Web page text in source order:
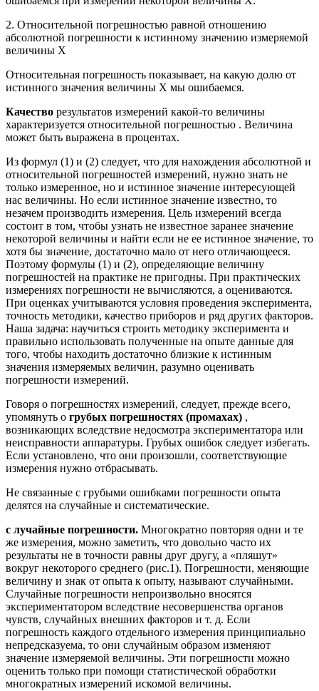
2. Относительной погрешностью равной отношению
абсолютной погрешности к истинному значению измеряемой
величины Х
Относительная погрешность показывает, на какую долю от
истинного значения величины Х мы ошибаемся.
Качество результатов измерений какой-то величины
характеризуется относительной погрешностью . Величина
может быть выражена в процентах.
Из формул (1) и (2) следует, что для нахождения абсолютной и
относительной погрешностей измерений, нужно знать не
только измеренное, но и истинное значение интересующей
нас величины. Но если истинное значение известно, то
незачем производить измерения. Цель измерений всегда
состоит в том, чтобы узнать не известное заранее значение
некоторой величины и найти если не ее истинное значение, то
хотя бы значение, достаточно мало от него отличающееся.
Поэтому формулы (1) и (2), определяющие величину
погрешностей на практике не пригодны. При практических
измерениях погрешности не вычисляются, а оцениваются.
При оценках учитываются условия проведения эксперимента,
точность методики, качество приборов и ряд других факторов.
Наша задача: научиться строить методику эксперимента и
правильно использовать полученные на опыте данные для
того, чтобы находить достаточно близкие к истинным
значения измеряемых величин, разумно оценивать
погрешности измерений.
Говоря о погрешностях измерений, следует, прежде всего,
упомянуть о грубых погрешностях (промахах) ,
возникающих вследствие недосмотра экспериментатора или
неисправности аппаратуры. Грубых ошибок следует избегать.
Если установлено, что они произошли, соответствующие
измерения нужно отбрасывать.
Не связанные с грубыми ошибками погрешности опыта
делятся на случайные и систематические.
с лучайные погрешности. Многократно повторяя одни и те
же измерения, можно заметить, что довольно часто их
результаты не в точности равны друг другу, а «пляшут»
вокруг некоторого среднего (рис.1). Погрешности, меняющие
величину и знак от опыта к опыту, называют случайными.
Случайные погрешности непроизвольно вносятся
экспериментатором вследствие несовершенства органов
чувств, случайных внешних факторов и т. д. Если
погрешность каждого отдельного измерения принципиально
непредсказуема, то они случайным образом изменяют
значение измеряемой величины. Эти погрешности можно
оценить только при помощи статистической обработки
многократных измерений искомой величины.